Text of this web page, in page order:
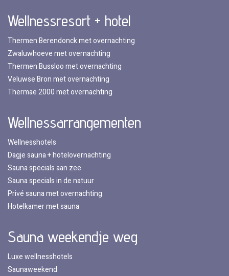
Wellnessresort + hotel
Thermen Berendonck met overnachting
Zwaluwhoeve met overnachting
Thermen Bussloo met overnachting
Veluwse Bron met overnachting
Thermae 2000 met overnachting
Wellnessarrangementen
Wellnesshotels
Dagje sauna + hotelovernachting
Sauna specials aan zee
Sauna specials in de natuur
Privé sauna met overnachting
Hotelkamer met sauna
Sauna weekendje weg
Luxe wellnesshotels
Saunaweekend